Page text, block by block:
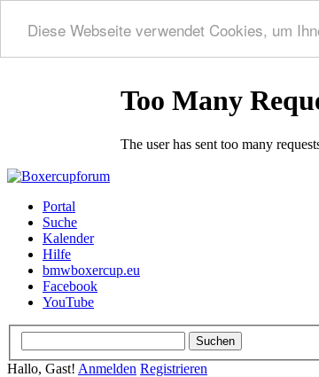
Diese Webseite verwendet Cookies, um
Portal
Suche
Kalender
Hilfe
bmwboxercup.eu
Facebook
YouTube
Hallo, Gast! Anmelden Registrieren